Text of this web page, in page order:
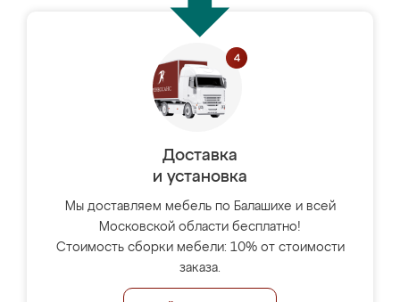
Доставка
и установка
Мы доставляем мебель по Балашихе и всей
Московской области бесплатно!
Стоимость сборки мебели: 10% от стоимости
заказа.